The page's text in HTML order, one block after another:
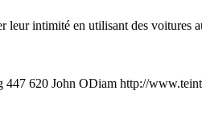
intimité en utilisant des voitures
447 620 John ODiam http://